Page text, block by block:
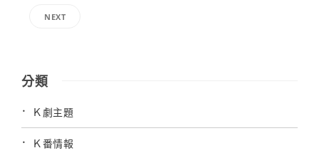
NEXT
分類
Ｋ劇主題
Ｋ番情報